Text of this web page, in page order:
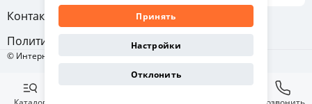
Контакты
Политика конфиденциальности
© Интернет-магазин «Отличная мебель», 2011-2026
Принять
Настройки
Отклонить